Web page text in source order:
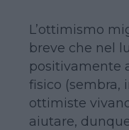
L’ottimismo
breve che nel
positivamente
fisico (sembra,
ottimiste
aiutare,